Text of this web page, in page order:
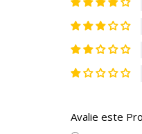
Avalie este